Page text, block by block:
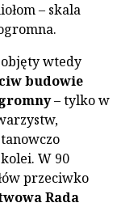
– skala
objęty wtedy
budowie
– tylko w
W 90
przeciwko
Rada